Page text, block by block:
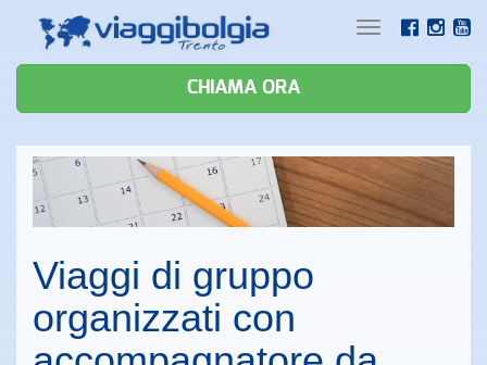
Toggle
CHIAMA ORA
Viaggi di gruppo
organizzati con